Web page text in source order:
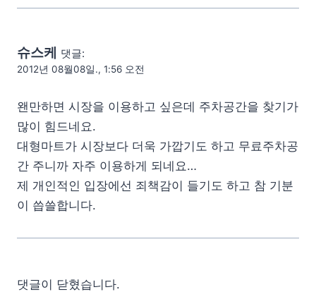
슈스케 댓글:
2012년 08월08일., 1:56 오전
왠만하면 시장을 이용하고 싶은데 주차공간을 찾기가
많이 힘드네요.
대형마트가 시장보다 더욱 가깝기도 하고 무료주차공
간 주니까 자주 이용하게 되네요…
제 개인적인 입장에선 죄책감이 들기도 하고 참 기분
이 씁쓸합니다.
댓글이 닫혔습니다.